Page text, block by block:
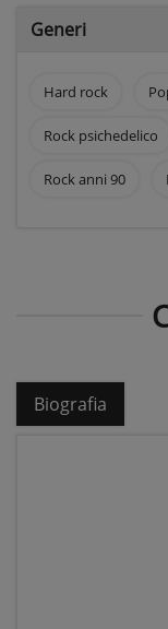
Generi
Hard rock
Rock psichedelico
Rock anni 90
Biografia